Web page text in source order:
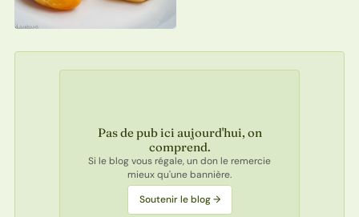
Pas de pub ici aujourd'hui, on
comprend.
Si le blog vous régale, un don le remercie
mieux qu'une bannière.
Soutenir le blog →